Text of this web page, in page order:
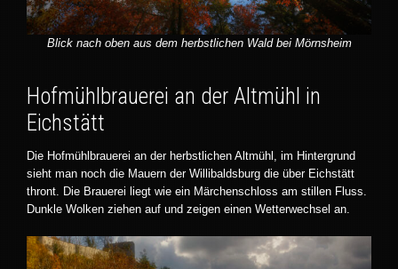
Blick nach oben aus dem herbstlichen Wald bei Mörnsheim
Hofmühlbrauerei an der Altmühl in
Eichstätt
Die Hofmühlbrauerei an der herbstlichen Altmühl, im Hintergrund
sieht man noch die Mauern der Willibaldsburg die über Eichstätt
thront. Die Brauerei liegt wie ein Märchenschloss am stillen Fluss.
Dunkle Wolken ziehen auf und zeigen einen Wetterwechsel an.